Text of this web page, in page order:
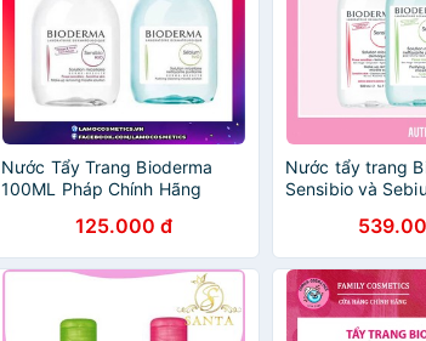
Nước Tẩy Trang Bioderma
100ML Pháp Chính Hãng
125.000 đ
Nước tẩy trang
Sensibio và